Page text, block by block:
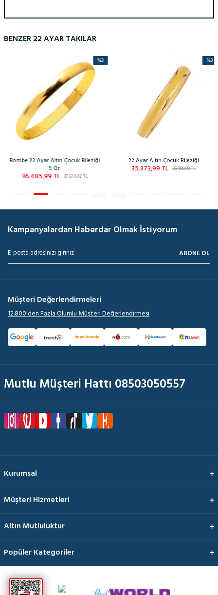
BENZER 22 AYAR TAKILAR
%3
Bombe 22 Ayar Altın Çocuk Bileziği
5 Gr.
37.614,42TL
36.485,99TL
%3
22 Ayar Altın Çocuk Bileziği
36.468,03TL
35.373,99 TL
Kampanyalardan Haberdar Olmak İstiyorum
ABONE OL
Müşteri Değerlendirmeleri
12.800'den Fazla Olumlu Müşteri Değerlendirmesi
Mutlu Müşteri Hattı 08503050557
Kurumsal
Müşteri Hizmetleri
Altın Mutluluktur
Popüler Kategoriler